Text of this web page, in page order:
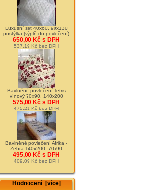
Luxusní set 40x60, 90x130
postýlka (výplň do povlečení)
650,00 Kč s DPH
537,19 Kč bez DPH
Bavlněné povlečení Tetris
vínový 70x90, 140x200
575,00 Kč s DPH
475,21 Kč bez DPH
Bavlněné povlečení Afrika -
Zebra 140x200, 70x90
495,00 Kč s DPH
409,09 Kč bez DPH
Hodnocení [více]